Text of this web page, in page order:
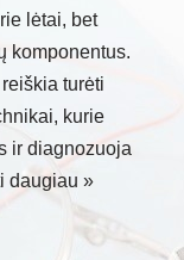
lėtai, bet
komponentus.
turėti
kurie
ir diagnozuoja
daugiau »